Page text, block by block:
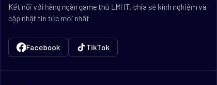
Kết nối với hàng ngàn game thủ LMHT, chia sẻ kinh nghiệm và
cập nhật tin tức mới nhất
Facebook TikTok